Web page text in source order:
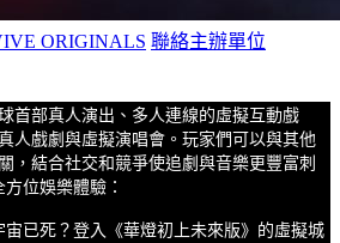
ORIGINALS 聯絡主辦單位
首部真人演出、多人連線的虛擬互動戲
人戲劇與虛擬演唱會。玩家們可以與其他
，結合社交和競爭使追劇與音樂更豐富刺
位娛樂體驗：
宙已死？登入《華燈初上未來版》的虛擬城